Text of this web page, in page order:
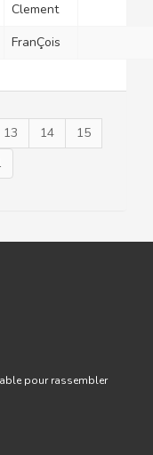
Clement
FranÇois
13 14
15
pour rassembler